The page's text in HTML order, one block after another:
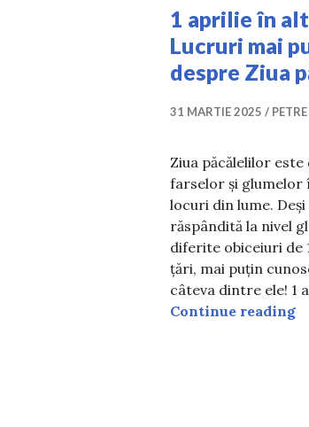
1 aprilie în
Lucruri mai
despre Ziua
31 MARTIE 2025
Ziua păcălelilor este
farselor și glumelor
locuri din lume.
răspândită la nivel
diferite obiceiuri de
țări, mai puțin
câteva dintre ele! 1
Continue reading1